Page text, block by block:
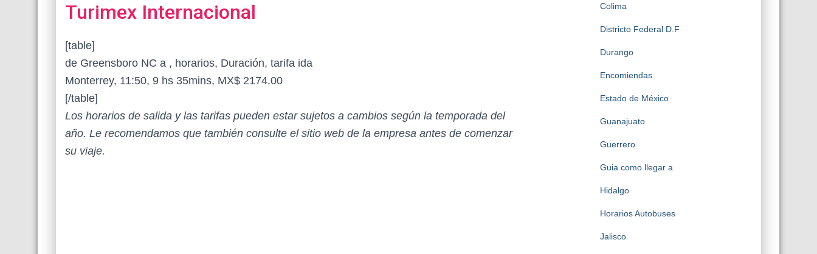
Turimex Internacional
[table]
de Greensboro NC a , horarios, Duración, tarifa ida
Monterrey, 11:50, 9 hs 35mins, MX$ 2174.00
[/table]
Los horarios de salida y las tarifas pueden estar sujetos a cambios según la temporada del
año. Le recomendamos que también consulte el sitio web de la empresa antes de comenzar
su viaje.
Colima
Districto Federal D.F
Durango
Encomiendas
Estado de México
Guanajuato
Guerrero
Guia como llegar a
Hidalgo
Horarios Autobuses
Jalisco